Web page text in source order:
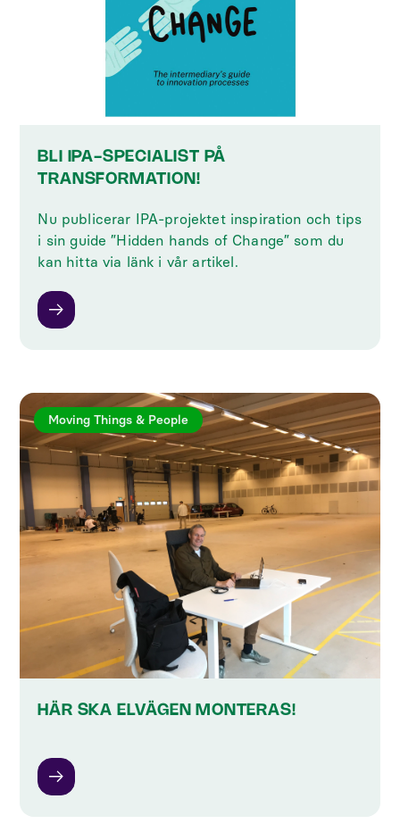
BLI IPA-SPECIALIST PÅ
TRANSFORMATION!
Nu publicerar IPA-projektet inspiration och tips
i sin guide ”Hidden hands of Change” som du
kan hitta via länk i vår artikel.
Moving Things & People
HÄR SKA ELVÄGEN MONTERAS!